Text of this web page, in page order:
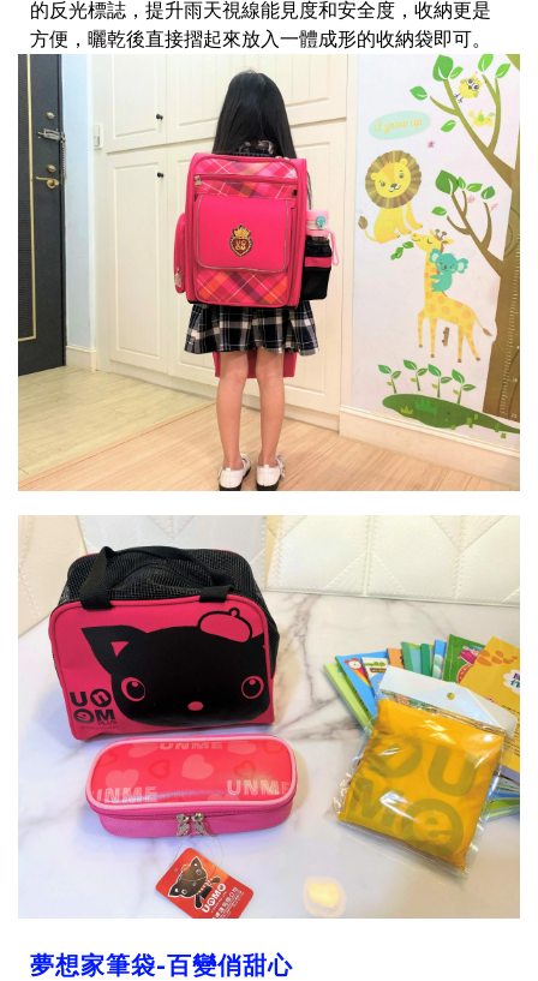
的反光標誌，提升雨天視線能見度和安全度，收納更是
方便，曬乾後直接摺起來放入一體成形的收納袋即可。
夢想家筆袋-百變俏甜心